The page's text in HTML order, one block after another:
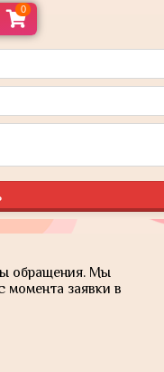
обращения. Мы
момента заявки в
0